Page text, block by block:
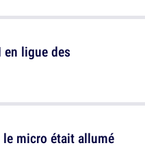
en ligue des
micro était allumé